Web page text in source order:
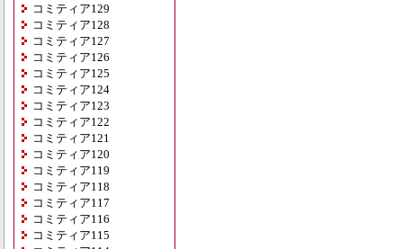
コミティア129
コミティア128
コミティア127
コミティア126
コミティア125
コミティア124
コミティア123
コミティア122
コミティア121
コミティア120
コミティア119
コミティア118
コミティア117
コミティア116
コミティア115